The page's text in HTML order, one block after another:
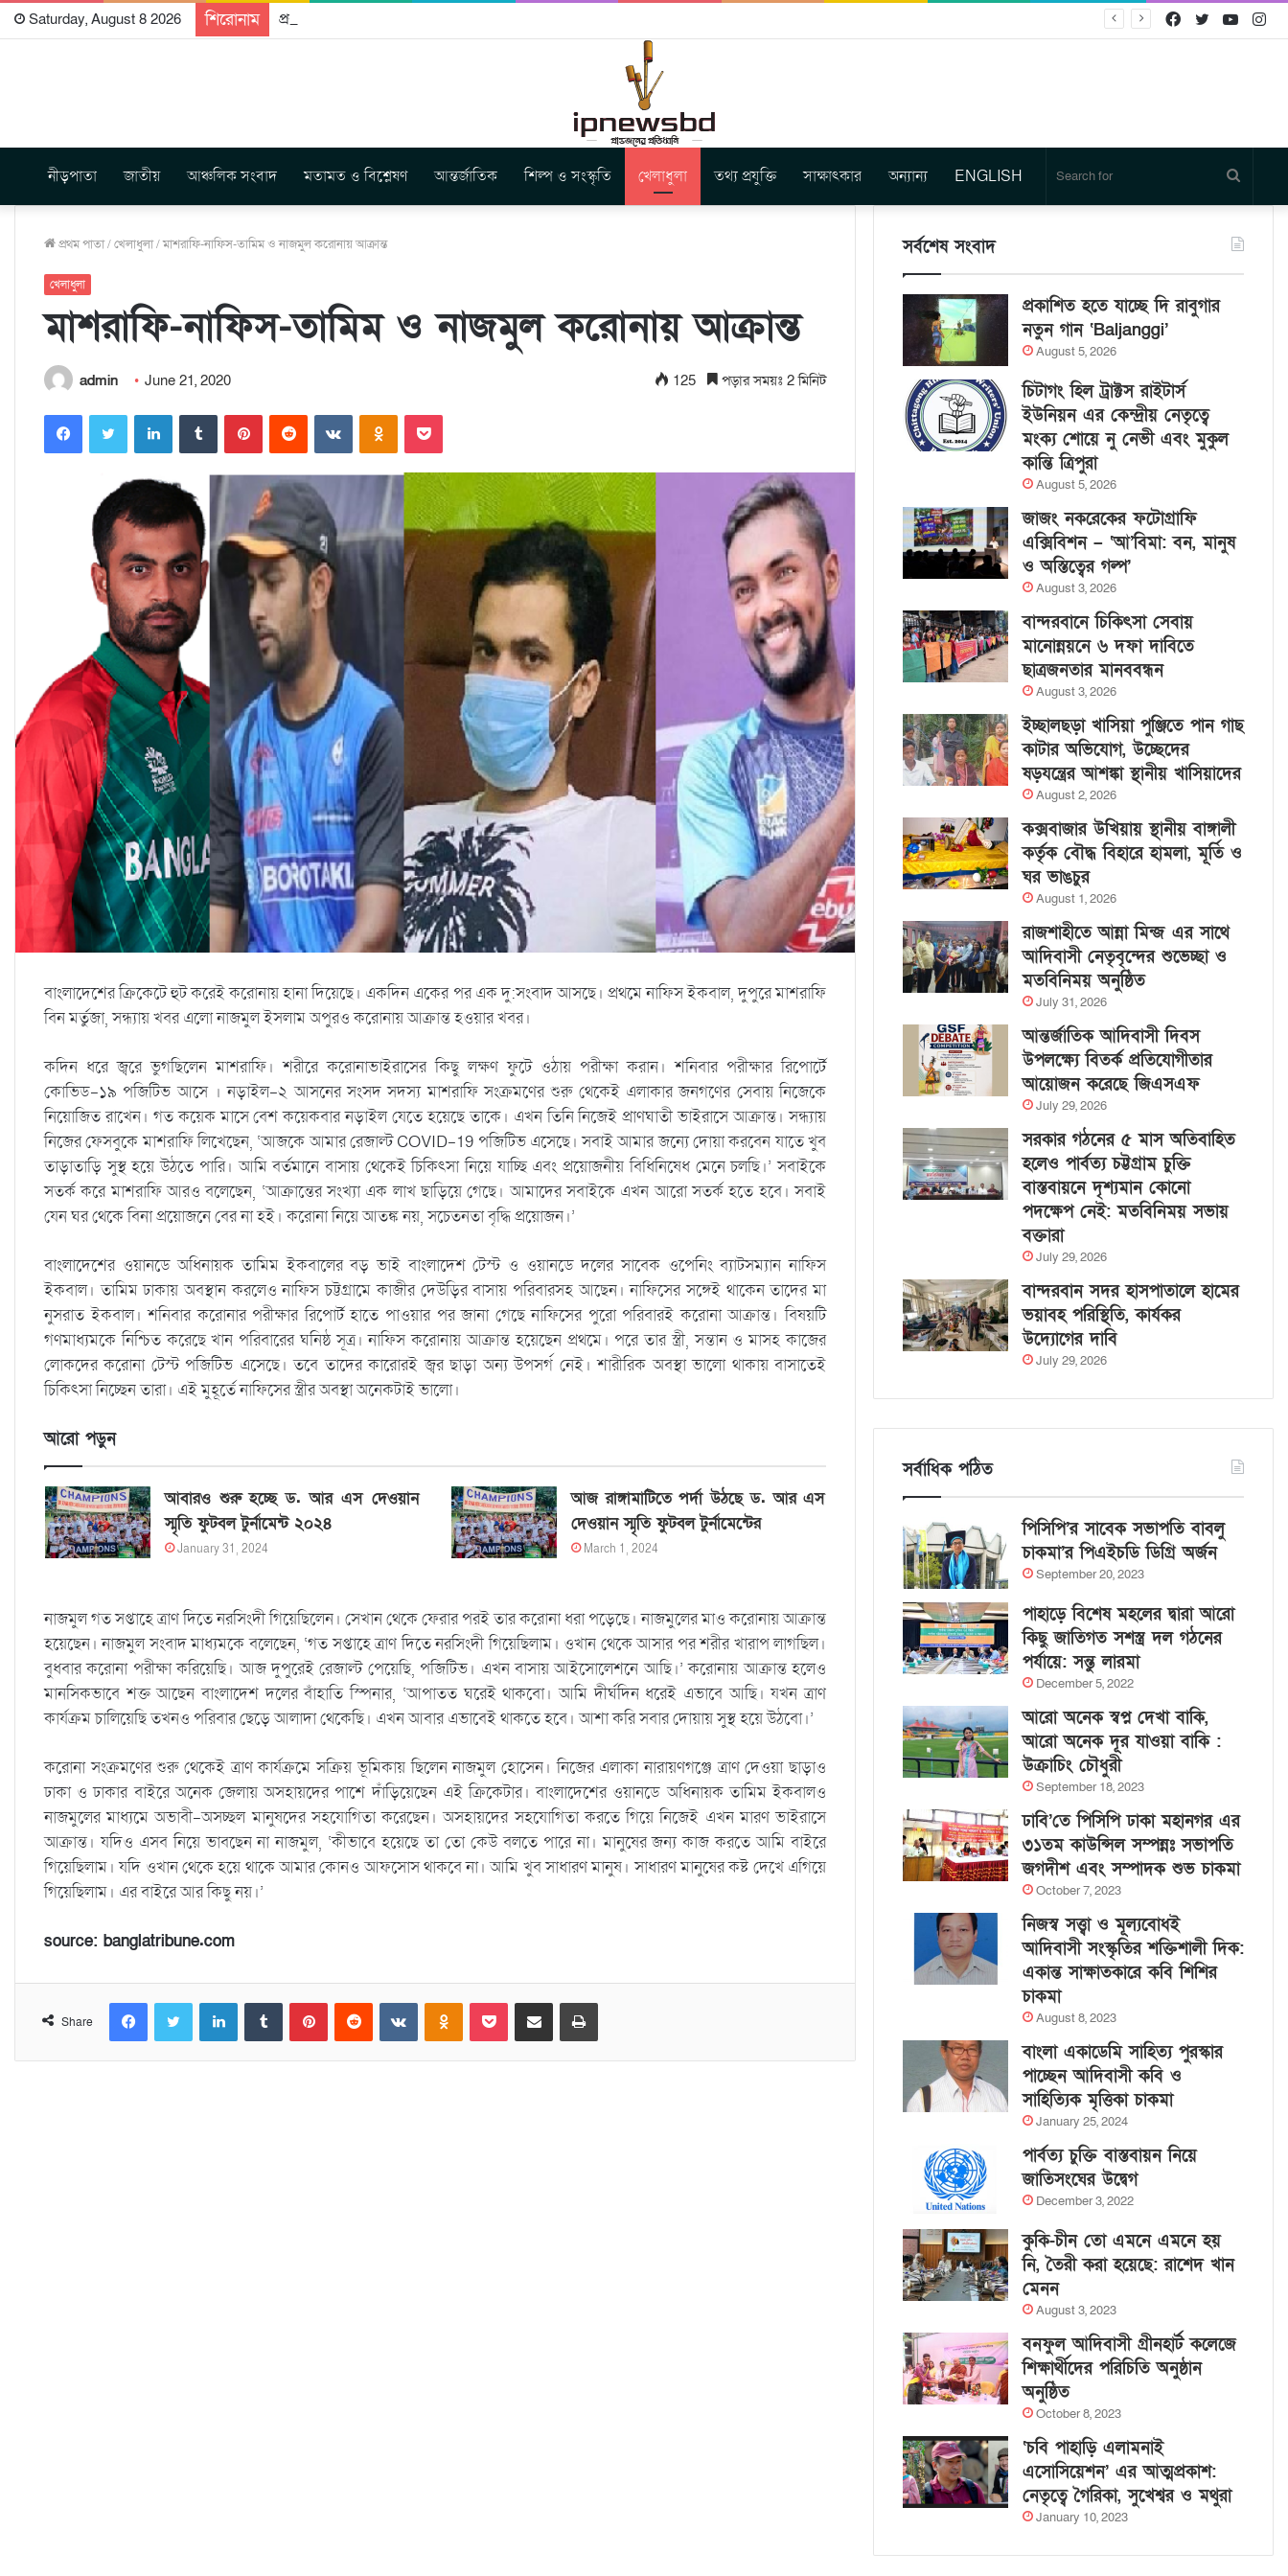
Saturday, August 8 2026 শিরোনাম প্রকাশিত হতে যাচ্ছে দি রাবুগার নতুন গান ‘Baljanggi’ Twitter
Facebook
নীড়পাতা জাতীয় আঞ্চলিক সংবাদ মতামত ও বিশ্লেষণ আন্তর্জাতিক শিল্প ও সংস্কৃতি খেলাধুলা তথ্য প্রযুক্তি সাক্ষাৎকার অন্যান্য ENGLISH
for
প্রথম পাতা/খেলাধুলা/মাশরাফি-নাফিস-তামিম ও নাজমুল করোনায় আক্রান্ত
খেলাধুলা
মাশরাফি-নাফিস-তামিম ও নাজমুল করোনায় আক্রান্ত
admin June 21, 2020 125 পড়ার সময়ঃ 2 মিনিট
বাংলাদেশের ক্রিকেটে হুট করেই করোনায় হানা দিয়েছে। একদিন একের পর এক দু:সংবাদ আসছে। প্রথমে নাফিস ইকবাল, দুপুরে মাশরাফি
বিন মর্তুজা, সন্ধ্যায় খবর এলো নাজমুল ইসলাম অপুরও করোনায় আক্রান্ত হওয়ার খবর।
কদিন ধরে জ্বরে ভুগছিলেন মাশরাফি। শরীরে করোনাভাইরাসের কিছু লক্ষণ ফুটে ওঠায় পরীক্ষা করান। শনিবার পরীক্ষার রিপোর্টে
কোভিড-১৯ পজিটিভ আসে । নড়াইল-২ আসনের সংসদ সদস্য মাশরাফি সংক্রমণের শুরু থেকেই এলাকার জনগণের সেবায় নিজেকে
নিয়োজিত রাখেন। গত কয়েক মাসে বেশ কয়েকবার নড়াইল যেতে হয়েছে তাকে। এখন তিনি নিজেই প্রাণঘাতী ভাইরাসে আক্রান্ত। সন্ধ্যায়
নিজের ফেসবুকে মাশরাফি লিখেছেন, ‘আজকে আমার রেজাল্ট COVID-19 পজিটিভ এসেছে। সবাই আমার জন্যে দোয়া করবেন যাতে খুব
তাড়াতাড়ি সুস্থ হয়ে উঠতে পারি। আমি বর্তমানে বাসায় থেকেই চিকিৎসা নিয়ে যাচ্ছি এবং প্রয়োজনীয় বিধিনিষেধ মেনে চলছি।’ সবাইকে
সতর্ক করে মাশরাফি আরও বলেছেন, ‘আক্রান্তের সংখ্যা এক লাখ ছাড়িয়ে গেছে। আমাদের সবাইকে এখন আরো সতর্ক হতে হবে। সবাই
যেন ঘর থেকে বিনা প্রয়োজনে বের না হই। করোনা নিয়ে আতঙ্ক নয়, সচেতনতা বৃদ্ধি প্রয়োজন।’
বাংলাদেশের ওয়ানডে অধিনায়ক তামিম ইকবালের বড় ভাই বাংলাদেশ টেস্ট ও ওয়ানডে দলের সাবেক ওপেনিং ব্যাটসম্যান নাফিস
ইকবাল। তামিম ঢাকায় অবস্থান করলেও নাফিস চট্টগ্রামে কাজীর দেউড়ির বাসায় পরিবারসহ আছেন। নাফিসের সঙ্গেই থাকেন তাদের মা
নুসরাত ইকবাল। শনিবার করোনার পরীক্ষার রিপোর্ট হাতে পাওয়ার পর জানা গেছে নাফিসের পুরো পরিবারই করোনা আক্রান্ত। বিষয়টি
গণমাধ্যমকে নিশ্চিত করেছে খান পরিবারের ঘনিষ্ঠ সূত্র। নাফিস করোনায় আক্রান্ত হয়েছেন প্রথমে। পরে তার স্ত্রী, সন্তান ও মাসহ কাজের
লোকদের করোনা টেস্ট পজিটিভ এসেছে। তবে তাদের কারোরই জ্বর ছাড়া অন্য উপসর্গ নেই। শারীরিক অবস্থা ভালো থাকায় বাসাতেই
চিকিৎসা নিচ্ছেন তারা। এই মুহূর্তে নাফিসের স্ত্রীর অবস্থা অনেকটাই ভালো।
আরো পড়ুন
আবারও শুরু হচ্ছে ড. আর এস দেওয়ান
স্মৃতি ফুটবল টুর্নামেন্ট ২০২৪
January 31, 2024
আজ রাঙ্গামাটিতে পর্দা উঠছে ড. আর এস
দেওয়ান স্মৃতি ফুটবল টুর্নামেন্টের
March 1, 2024
নাজমুল গত সপ্তাহে ত্রাণ দিতে নরসিংদী গিয়েছিলেন। সেখান থেকে ফেরার পরই তার করোনা ধরা পড়েছে। নাজমুলের মাও করোনায় আক্রান্ত
হয়েছেন। নাজমুল সংবাদ মাধ্যমকে বলেছেন, ‘গত সপ্তাহে ত্রাণ দিতে নরসিংদী গিয়েছিলাম। ওখান থেকে আসার পর শরীর খারাপ লাগছিল।
বুধবার করোনা পরীক্ষা করিয়েছি। আজ দুপুরেই রেজাল্ট পেয়েছি, পজিটিভ। এখন বাসায় আইসোলেশনে আছি।’ করোনায় আক্রান্ত হলেও
মানসিকভাবে শক্ত আছেন বাংলাদেশ দলের বাঁহাতি স্পিনার, ‘আপাতত ঘরেই থাকবো। আমি দীর্ঘদিন ধরেই এভাবে আছি। যখন ত্রাণ
কার্যক্রম চালিয়েছি তখনও পরিবার ছেড়ে আলাদা থেকেছি। এখন আবার এভাবেই থাকতে হবে। আশা করি সবার দোয়ায় সুস্থ হয়ে উঠবো।’
করোনা সংক্রমণের শুরু থেকেই ত্রাণ কার্যক্রমে সক্রিয় ভূমিকায় ছিলেন নাজমুল হোসেন। নিজের এলাকা নারায়ণগঞ্জে ত্রাণ দেওয়া ছাড়াও
ঢাকা ও ঢাকার বাইরে অনেক জেলায় অসহায়দের পাশে দাঁড়িয়েছেন এই ক্রিকেটার। বাংলাদেশের ওয়ানডে অধিনায়ক তামিম ইকবালও
নাজমুলের মাধ্যমে অভাবী-অসচ্ছল মানুষদের সহযোগিতা করেছেন। অসহায়দের সহযোগিতা করতে গিয়ে নিজেই এখন মারণ ভাইরাসে
আক্রান্ত। যদিও এসব নিয়ে ভাবছেন না নাজমুল, ‘কীভাবে হয়েছে তা তো কেউ বলতে পারে না। মানুষের জন্য কাজ করতে আমি বাইরে
গিয়েছিলাম। যদি ওখান থেকে হয়ে থাকে আমার কোনও আফসোস থাকবে না। আমি খুব সাধারণ মানুষ। সাধারণ মানুষের কষ্ট দেখে এগিয়ে
গিয়েছিলাম। এর বাইরে আর কিছু নয়।’
source: banglatribune.com
Share
সর্বশেষ সংবাদ
প্রকাশিত হতে যাচ্ছে দি রাবুগার
নতুন গান ‘Baljanggi’
August 5, 2026
চিটাগং হিল ট্রাক্টস রাইটার্স
ইউনিয়ন এর কেন্দ্রীয় নেতৃত্বে
মংক্য শোয়ে নু নেভী এবং মুকুল
কান্তি ত্রিপুরা
August 5, 2026
জাজং নকরেকের ফটোগ্রাফি
এক্সিবিশন – ‘আ’বিমা: বন, মানুষ
ও অস্তিত্বের গল্প’
August 3, 2026
বান্দরবানে চিকিৎসা সেবায়
মানোন্নয়নে ৬ দফা দাবিতে
ছাত্রজনতার মানববন্ধন
August 3, 2026
ইচ্ছালছড়া খাসিয়া পুঞ্জিতে পান গাছ
কাটার অভিযোগ, উচ্ছেদের
ষড়যন্ত্রের আশঙ্কা স্থানীয় খাসিয়াদের
August 2, 2026
কক্সবাজার উখিয়ায় স্থানীয় বাঙ্গালী
কর্তৃক বৌদ্ধ বিহারে হামলা, মূর্তি ও
ঘর ভাঙচুর
August 1, 2026
রাজশাহীতে আন্না মিন্জ এর সাথে
আদিবাসী নেতৃবৃন্দের শুভেচ্ছা ও
মতবিনিময় অনুষ্ঠিত
July 31, 2026
আন্তর্জাতিক আদিবাসী দিবস
উপলক্ষ্যে বিতর্ক প্রতিযোগীতার
আয়োজন করেছে জিএসএফ
July 29, 2026
সরকার গঠনের ৫ মাস অতিবাহিত
হলেও পার্বত্য চট্টগ্রাম চুক্তি
বাস্তবায়নে দৃশ্যমান কোনো
পদক্ষেপ নেই: মতবিনিময় সভায়
বক্তারা
July 29, 2026
বান্দরবান সদর হাসপাতালে হামের
ভয়াবহ পরিস্থিতি, কার্যকর
উদ্যোগের দাবি
July 29, 2026
সর্বাধিক পঠিত
পিসিপি’র সাবেক সভাপতি বাবলু
চাকমা’র পিএইচডি ডিগ্রি অর্জন
September 20, 2023
পাহাড়ে বিশেষ মহলের দ্বারা আরো
কিছু জাতিগত সশস্ত্র দল গঠনের
পর্যায়ে: সন্তু লারমা
December 5, 2022
আরো অনেক স্বপ্ন দেখা বাকি,
আরো অনেক দূর যাওয়া বাকি :
উক্রাচিং চৌধুরী
September 18, 2023
ঢাবি’তে পিসিপি ঢাকা মহানগর এর
৩১তম কাউন্সিল সম্পন্নঃ সভাপতি
জগদীশ এবং সম্পাদক শুভ চাকমা
October 7, 2023
নিজস্ব সত্ত্বা ও মূল্যবোধই
আদিবাসী সংস্কৃতির শক্তিশালী দিক:
একান্ত সাক্ষাতকারে কবি শিশির
চাকমা
August 8, 2023
বাংলা একাডেমি সাহিত্য পুরস্কার
পাচ্ছেন আদিবাসী কবি ও
সাহিত্যিক মৃত্তিকা চাকমা
January 25, 2024
পার্বত্য চুক্তি বাস্তবায়ন নিয়ে
জাতিসংঘের উদ্বেগ
December 3, 2022
কুকি-চীন তো এমনে এমনে হয়
নি, তৈরী করা হয়েছে: রাশেদ খান
মেনন
August 3, 2023
বনফুল আদিবাসী গ্রীনহার্ট কলেজে
শিক্ষার্থীদের পরিচিতি অনুষ্ঠান
অনুষ্ঠিত
October 8, 2023
‘চবি পাহাড়ি এলামনাই
এসোসিয়েশন’ এর আত্মপ্রকাশ:
নেতৃত্বে গৈরিকা, সুখেশ্বর ও মথুরা
January 10, 2023